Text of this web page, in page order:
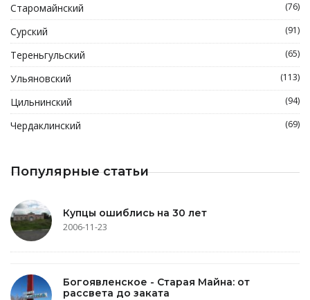
Старомайнский (76)
Сурский (91)
Тереньгульский (65)
Ульяновский (113)
Цильнинский (94)
Чердаклинский (69)
Популярные статьи
Купцы ошиблись на 30 лет
2006-11-23
Богоявленское - Старая Майна: от
рассвета до заката